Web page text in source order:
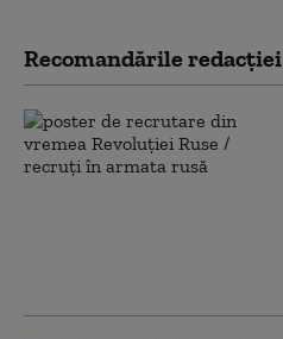
Recomandările redacţiei